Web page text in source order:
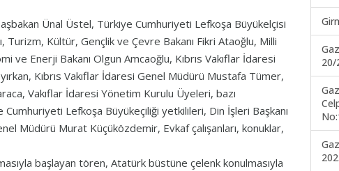
Ünal Üstel, Türkiye Cumhuriyeti Lefkoşa Büyükelçisi
Turizm, Kültür, Gençlik ve Çevre Bakanı Fikri Ataoğlu, Milli
ve Enerji Bakanı Olgun Amcaoğlu, Kıbrıs Vakıflar İdaresi
Kıbrıs Vakıflar İdaresi Genel Müdürü Mustafa Tümer,
Vakıflar İdaresi Yönetim Kurulu Üyeleri, bazı
Lefkoşa Büyükeçiliği yetkilileri, Din İşleri Başkanı
Müdürü Murat Küçüközdemir, Evkaf çalışanları, konuklar,
başlayan tören, Atatürk büstüne çelenk konulmasıyla
20/